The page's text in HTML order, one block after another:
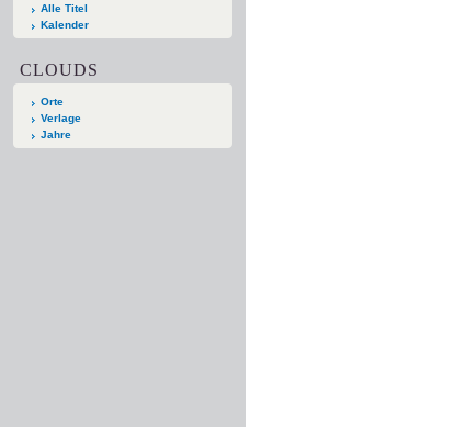
Alle Titel
Kalender
CLOUDS
Orte
Verlage
Jahre